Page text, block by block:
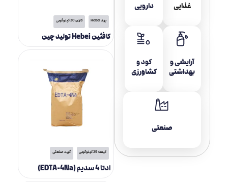
غذایی دارویی
آرایشی و
بهداشتی
کود و
کشاورزی
صنعتی
برند Hebei کارتن 20 کیلوگرمی
کافئین Hebei تولید چین
کیسه 25 کیلوگرمی گرید صنعتی
ادتا 4 سدیم (EDTA-4Na)